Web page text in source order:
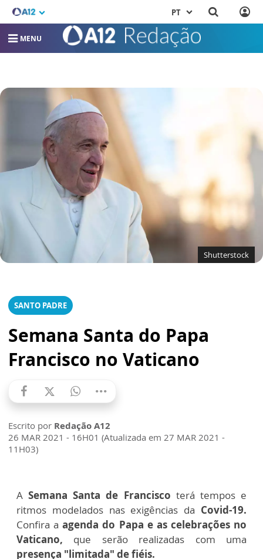
PT
MENU
Shutterstock
SANTO PADRE
Semana Santa do Papa
Francisco no Vaticano
Escrito por Redação A12
26 MAR 2021 - 16H01 (Atualizada em 27 MAR 2021 -
11H03)
ASemana Santa de Francisco terá tempos e
ritmos modelados nas exigências da Covid-19.
Confira aagenda do Papa e as celebrações no
Vaticano, que serão realizadas com uma
presença "limitada" de fiéis.